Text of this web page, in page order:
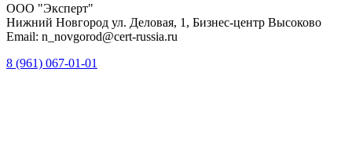
ООО "Эксперт"
Нижний Новгород ул. Деловая, 1, Бизнес-центр Высоково
Email: n_novgorod@cert-russia.ru
8 (961) 067-01-01